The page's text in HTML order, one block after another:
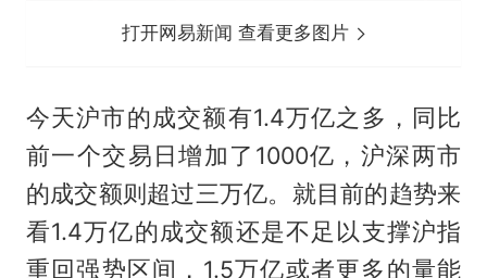
打开网易新闻 查看更多图片
今天沪市的成交额有1.4万亿之多，同比
前一个交易日增加了1000亿，沪深两市
的成交额则超过三万亿。就目前的趋势来
看1.4万亿的成交额还是不足以支撑沪指
重回强势区间，1.5万亿或者更多的量能